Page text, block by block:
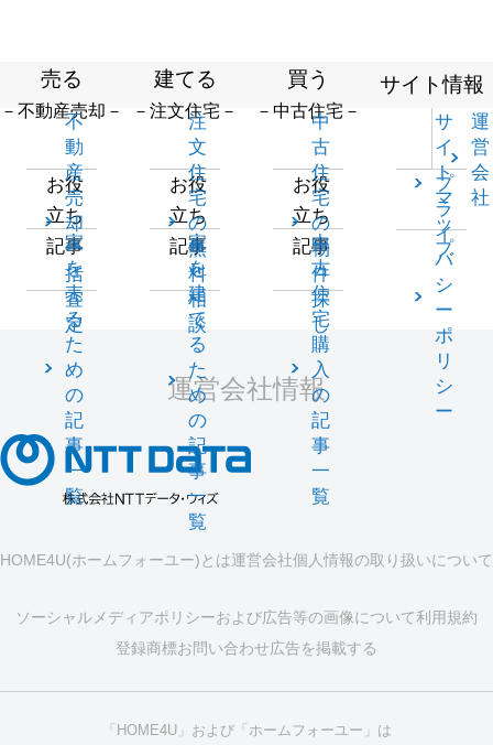
売る
－不動産売却－
不
動
産
売
却
一
括
査
定
お役
立ち
記事
家
を
売
る
た
め
の
記
事
一
覧
建てる
－注文住宅－
注
文
住
宅
の
無
料
相
談
お役
立ち
記事
家
を
建
て
る
た
め
の
記
事
一
覧
買う
－中古住宅－
中
古
住
宅
の
物
件
探
し
お役
立ち
記事
中
古
住
宅
購
入
の
記
事
一
覧
サイト情報
サ
イ
ト
マ
ッ
プ
運
営
会
社
プ
ラ
イ
バ
シ
ー
ポ
リ
シ
ー
運営会社情報
HOME4U(ホームフォーユー)とは運営会社個人情報の取り扱いについて
ソーシャルメディアポリシーおよび広告等の画像について利用規約
登録商標お問い合わせ広告を掲載する
「HOME4U」および「ホームフォーユー」は